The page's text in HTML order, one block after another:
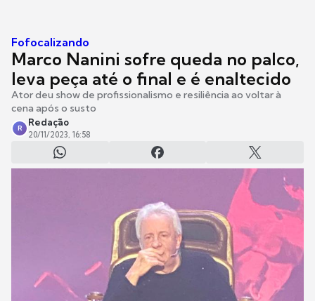
Fofocalizando
Marco Nanini sofre queda no palco,
leva peça até o final e é enaltecido
Ator deu show de profissionalismo e resiliência ao voltar à
cena após o susto
R
Redação
20/11/2023, 16:58